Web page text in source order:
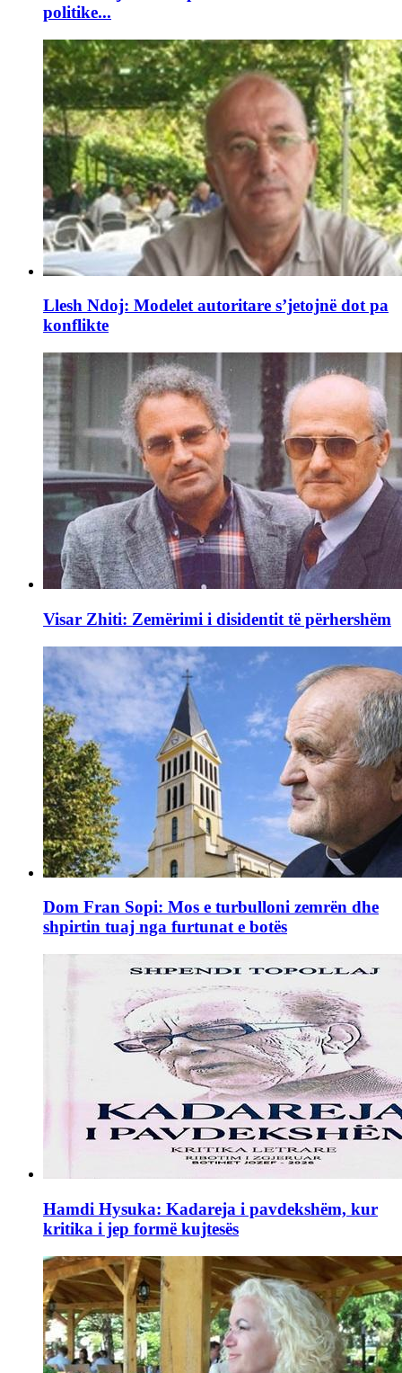
politike...
Llesh Ndoj: Modelet autoritare s’jetojnë dot pa
konflikte
Visar Zhiti: Zemërimi i disidentit të përhershëm
Dom Fran Sopi: Mos e turbulloni zemrën dhe
shpirtin tuaj nga furtunat e botës
Hamdi Hysuka: Kadareja i pavdekshëm, kur
kritika i jep formë kujtesës